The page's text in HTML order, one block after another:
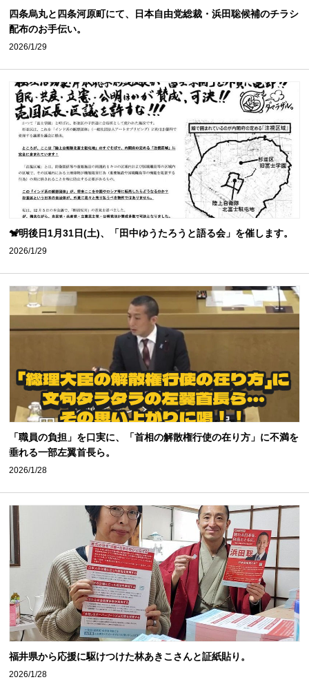
四条烏丸と四条河原町にて、日本自由党総裁・浜田聡候補のチラシ
配布のお手伝い。
2026/1/29
🐒明後日1月31日(土)、「田中ゆうたろうと語る会」を催します。
2026/1/29
「職員の負担」を口実に、「首相の解散権行使の在り方」に不満を
垂れる一部左翼首長ら。
2026/1/28
福井県から応援に駆けつけた林あきこさんと証紙貼り。
2026/1/28